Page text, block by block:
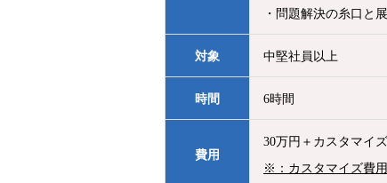
・問題解決の糸口と
対象 中堅社員以上
時間 6時間
費用
30万円＋カスタマイ
※：カスタマイズ費用